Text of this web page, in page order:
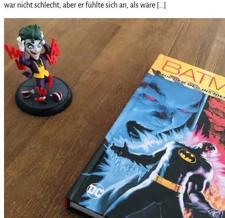
war nicht schlecht, aber er fühlte sich an, als wäre […]